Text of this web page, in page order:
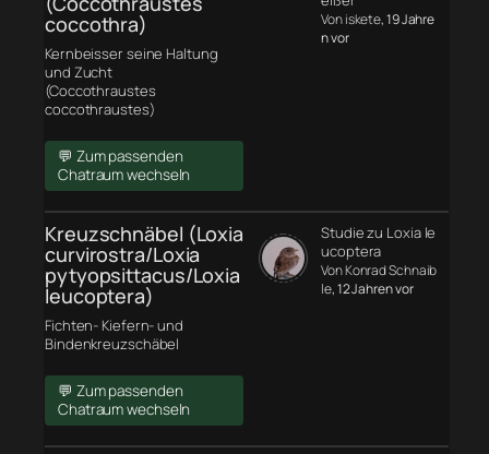
coccothra)
Kernbeisser seine Haltung
und Zucht
(Coccothraustes
coccothraustes)
💬 Zum passenden
Chatraum wechseln
Von iskete, 19 Jahre
n vor
Kreuzschnäbel (Loxia
curvirostra/Loxia
pytyopsittacus/Loxia
leucoptera)
Fichten- Kiefern- und
Bindenkreuzschäbel
💬 Zum passenden
Chatraum wechseln
Studie zu Loxia le
ucoptera
Von Konrad Schnaib
le, 12 Jahren vor